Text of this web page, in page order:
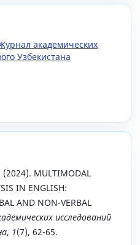
академических
Узбекистана
MULTIMODAL
IN ENGLISH:
AND NON-VERBAL
исследований
, 1(7), 62-65.